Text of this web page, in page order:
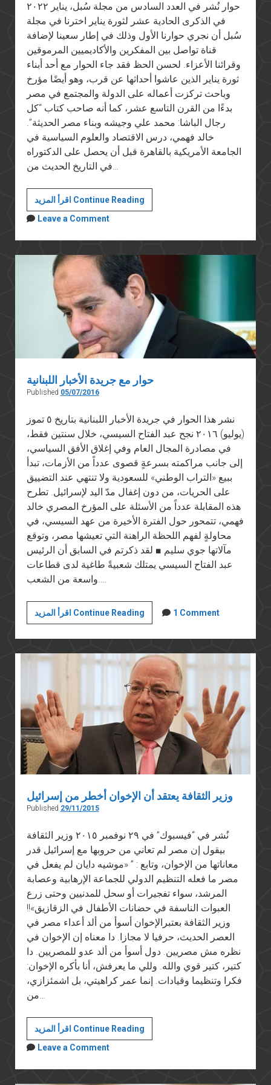
حوار نُشر في العدد السادس من مجلة سُبل، يناير ٢٠٢٢
في الذكرى الحادية عشر لثورة يناير اخترنا في مجلة
سُبل أن نجري حوارنا الأول وذلك في إطار سعينا لإضافة
قناة تواصل بين المفكرين والأكاديميين المرموقين
وقرائنا الأعزاء. لحسن الحظ فقد جاء الحوار مع أحد أبناء
ثورة يناير الذين عاشوا أحداثها عن قرب، وهو أيضًا مؤرخ
وباحث تركزت أعماله على الدولة والمجتمع في مصر
بدءًا من القرن التاسع عشر، كما أنه صاحب كتاب “كل
رجال الباشا: محمد علي وجيشه وبناء مصر الحديثة”.
خالد فهمي، درس الاقتصاد والعلوم السياسية في
الجامعة الأمريكية بالقاهرة قبل أن يحصل على الدكتوراه
في التاريخ الحديث من…
اقرأ المزيد Continue Readingهكذا
أرى
يناير
بعد
أحد
عشر
عامًا
Leave a Comment
حوار مع جريدة الأخبار اللبنانية
Published 05/07/2016
نشر هذا الحوار في جريدة الأخبار اللبنانية بتاريخ ٥ تموز
(يوليو) ٢٠١٦ نجح عبد الفتاح السيسي، خلال سنتين فقط،
في مصادرة المجال العام وفي إغلاق الأفق السياسي،
إلى جانب مراكمته بسرعةٍ قصوى عدداً من الأزمات، تبدأ
ببيع «التراب الوطني» للسعودية ولا تنتهي عند التضييق
على الحريات، من دون إغفال مدّ اليد لإسرائيل. تطرح
هذه المقابلة عدداً من الأسئلة على المؤرخ المصري خالد
فهمي، تتمحور حول الفترة الأخيرة من عهد السيسي، في
محاولةٍ لفهم اللحظة الراهنة التي تعيشها مصر، وتوقع
مآلاتها جوي سليم ■ لقد ذكرتم في السابق أن الرئيس
عبد الفتاح السيسي يمتلك شعبيةً طاغية لدى قطاعات
اقرأ المزيد Continue Readingحوار
مع
جريدة
الأخبار
اللبنانية
1 Comment
وزير الثقافة يعتقد أن الإخوان أخطر من إسرائيل
Published 29/11/2015
نُشر في “فيسبوك” في ٢٩ نوفمبر ٢٠١٥ وزير الثقافة
بيقول إن مصر لم تعاني من حروبها مع إسرائيل قدر
معاناتها من الإخوان، وتابع : ” «موشيه دايان لم يفعل في
مصر ما فعله التنظيم الدولي للجماعة الإرهابية وعصابة
المرشد، سواء تفجيرات أو سحل للمدنيين وحتى زرع
العبوات الناسفة في حضانات الأطفال في الزقازيق»!!
وزير الثقافة بعتبرالإخوان أسوأ من ألد أعداء مصر في
العصر الحديث، حرفيا لا مجازا. دا معناه إن الإخوان في
نظره مش مصريين. دول أسوأ من ألد عدو للمصريين. دا
كتير، كتير قوي والله. وللي ما يعرفش، أنا بأكره الإخوان:
فكرا وتنظيما وقيادات. إنما عمر كراهيتي، بل اشمئزازي،
اقرأ المزيد Continue Readingوزير
الثقافة
أن
Leave a Comment